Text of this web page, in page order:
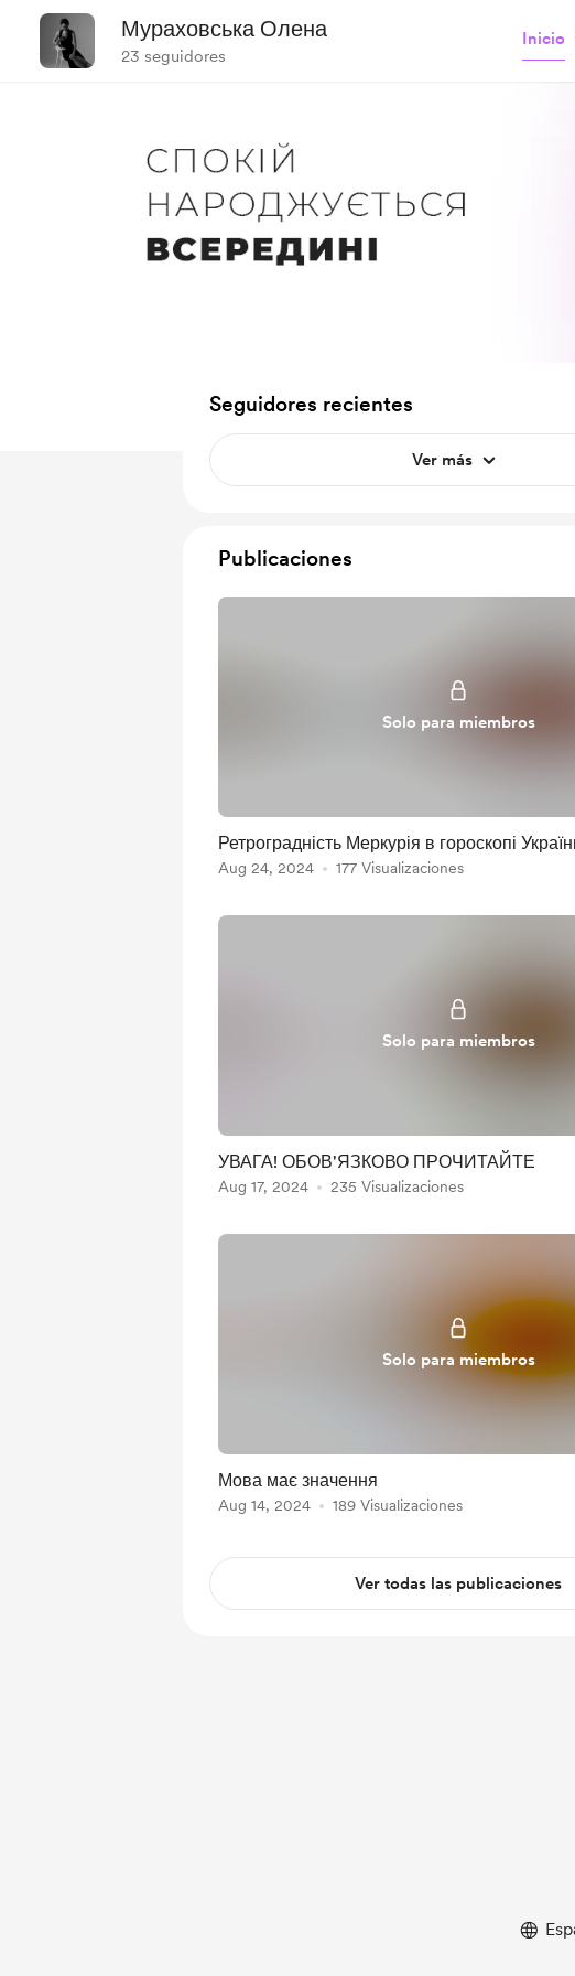
Мураховська Олена
23 seguidores
Inicio
Seguidores recientes
Ver más
Publicaciones
Solo para miembros
Ретроградність Меркурія в гороскопі
Aug 24, 2024 177 Visualizaciones
Solo para miembros
УВАГА! ОБОВ'ЯЗКОВО ПРОЧИТАЙТЕ
Aug 17, 2024 235 Visualizaciones
Solo para miembros
Мова має значення
Aug 14, 2024 189 Visualizaciones
Ver todas las publicaciones